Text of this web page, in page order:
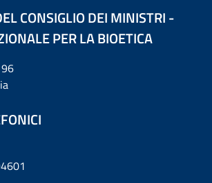
CONSIGLIO DEI MINISTRI -
PER LA BIOETICA